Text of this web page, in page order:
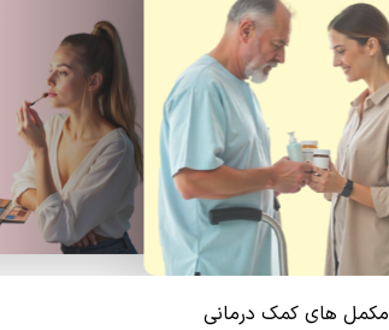
مکمل های کمک درمانی